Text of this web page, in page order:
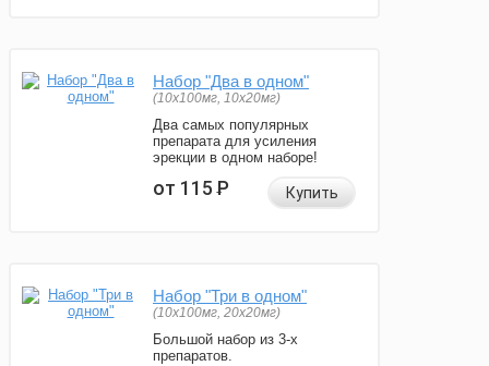
Набор "Два в одном"
(10x100мг, 10x20мг)
Два самых популярных
препарата для усиления
эрекции в одном наборе!
от 115Р Купить
Набор "Три в одном"
(10x100мг, 20x20мг)
Большой набор из 3-х
препаратов.